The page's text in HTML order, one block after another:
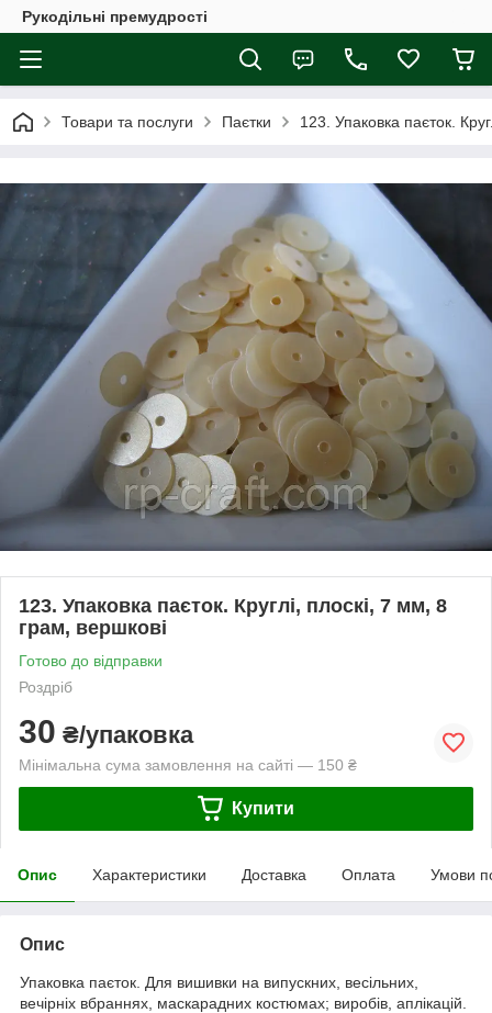
Рукодільні премудрості
Товари та послуги Паєтки 123. Упаковка паєток.
123. Упаковка паєток. Круглі, плоскі, 7 мм, 8
грам, вершкові
Готово до відправки
Роздріб
30 ₴/упаковка
Мінімальна сума замовлення на сайті — 150 ₴
Купити
Опис Характеристики Доставка Оплата Умови
Опис
Упаковка паєток. Для вишивки на випускних, весільних,
вечірніх вбраннях, маскарадних костюмах; виробів, аплікацій.